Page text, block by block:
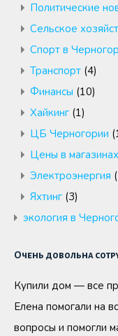
Политические
Сельское
Спорт в
Транспорт (4)
Финансы (10)
Хайкинг (1)
ЦБ Черногории
Цены в
Электроэнергия
Яхтинг (3)
экология в
Очень довольна
Купили дом — все
Елена помогали на
вопросы и помогли